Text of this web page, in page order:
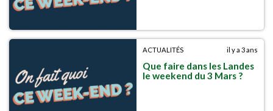
ACTUALITÉS il y a 3 ans
Que faire dans les Landes
le weekend du 3 Mars ?